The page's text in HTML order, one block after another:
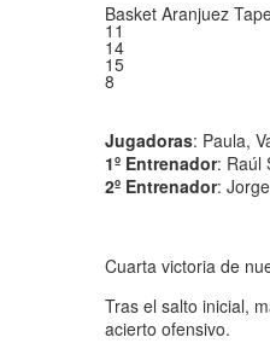
Basket Aranjuez
11
14
15
8
Jugadoras: Paula,
1º Entrenador: Raúl
2º Entrenador:
Cuarta victoria de
Tras el salto inicial,
acierto ofensivo.